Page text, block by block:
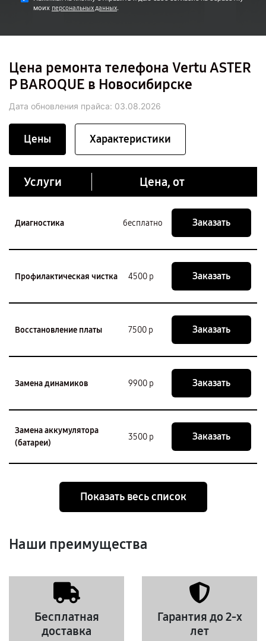
моих персональных данных.
Цена ремонта телефона Vertu ASTER
P BAROQUE в Новосибирске
Дата обновления прайса: 03.08.2026
Цены Характеристики
Услуги Цена, от
Диагностика бесплатно Заказать
Профилактическая чистка 4500 р Заказать
Восстановление платы 7500 р Заказать
Замена динамиков 9900 р Заказать
Замена аккумулятора
(батареи)
3500 р Заказать
Показать весь список
Наши преимущества
Бесплатная
доставка
Гарантия до 2-х
лет